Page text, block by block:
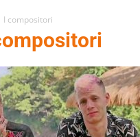
I compositori